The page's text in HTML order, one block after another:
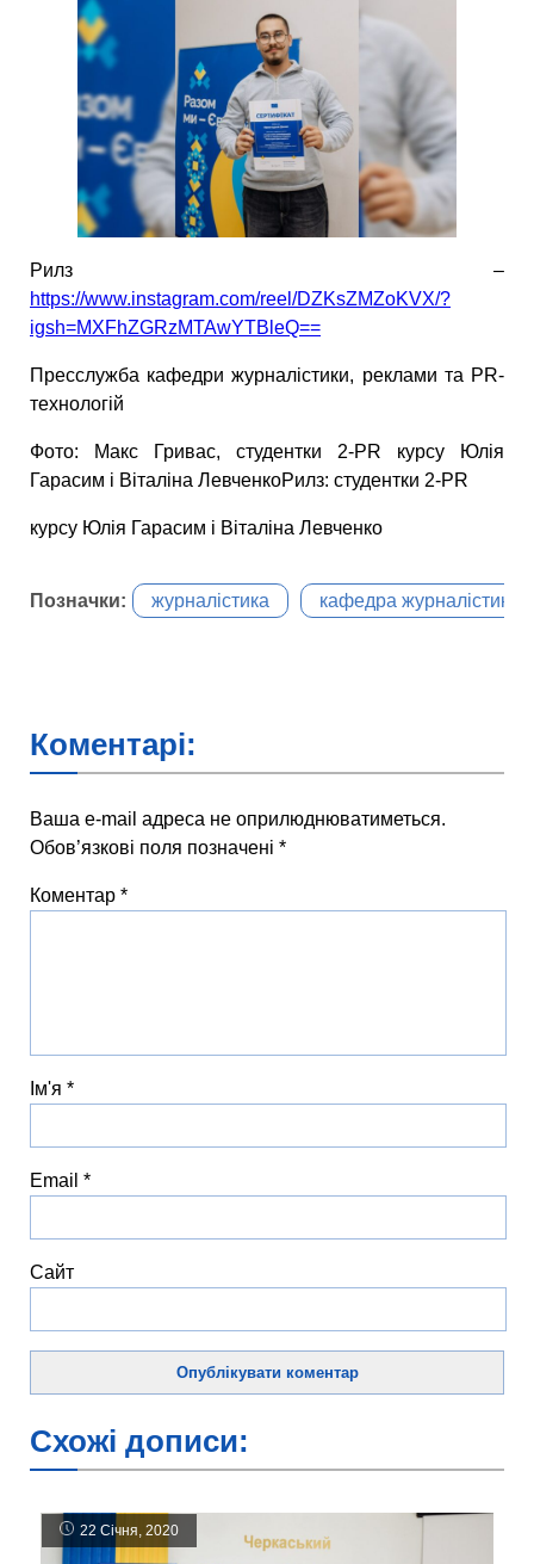
Рилз –
https://www.instagram.com/reel/DZKsZMZoKVX/?
igsh=MXFhZGRzMTAwYTBleQ==
Пресслужба кафедри журналістики, реклами та PR-
технологій
Фото: Макс Гривас, студентки 2-PR курсу Юлія
Гарасим і Віталіна ЛевченкоРилз: студентки 2-PR
курсу Юлія Гарасим і Віталіна Левченко
Позначки: журналістика кафедра журналістики
Коментарі:
Ваша e-mail адреса не оприлюднюватиметься.
Обов’язкові поля позначені *
Коментар *
Ім'я *
Email *
Сайт
Схожі дописи:
22 Січня, 2020